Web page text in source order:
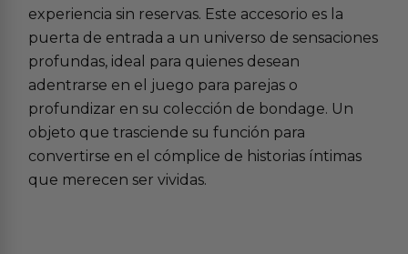
experiencia sin reservas. Este accesorio es la
puerta de entrada a un universo de sensaciones
profundas, ideal para quienes desean
adentrarse en el juego para parejas o
profundizar en su colección de bondage. Un
objeto que trasciende su función para
convertirse en el cómplice de historias íntimas
que merecen ser vividas.